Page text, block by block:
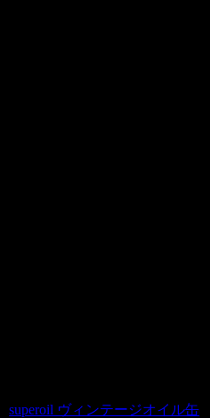
superoil ヴィンテージオイル缶